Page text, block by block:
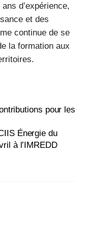
d’expérience,
et des
continue de se
la formation aux
pour les
Énergie du
à l’IMREDD